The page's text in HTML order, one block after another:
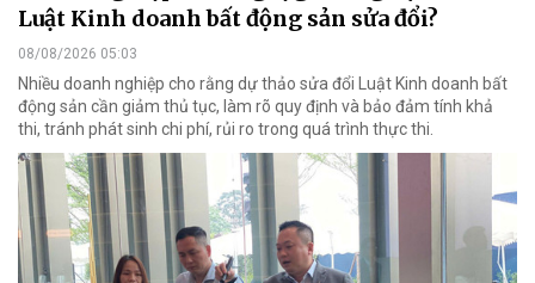
Luật Kinh doanh bất động sản sửa đổi?
08/08/2026 05:03
Nhiều doanh nghiệp cho rằng dự thảo sửa đổi Luật Kinh doanh bất
động sản cần giảm thủ tục, làm rõ quy định và bảo đảm tính khả
thi, tránh phát sinh chi phí, rủi ro trong quá trình thực thi.